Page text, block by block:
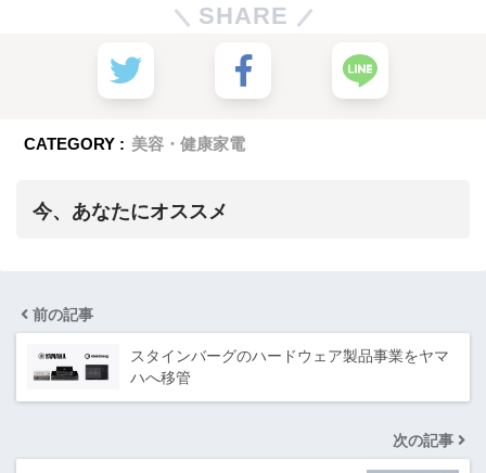
SHARE
CATEGORY : 美容・健康家電
今、あなたにオススメ
前の記事
スタインバーグのハードウェア製品事業をヤマ
ハへ移管
次の記事